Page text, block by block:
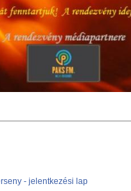
- jelentkezési lap